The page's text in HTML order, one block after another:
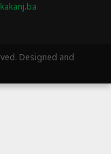
Designed and